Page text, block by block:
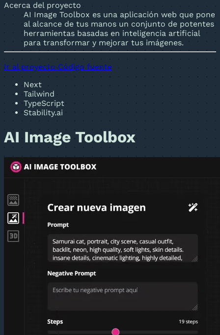
Acerca del proyecto
AI Image Toolbox es una aplicación web que pone
al alcance de tus manos un conjunto de potentes
herramientas basadas en inteligencia artificial
para transformar y mejorar tus imágenes.
Ir al proyecto Código fuente
Next
Tailwind
TypeScript
Stability.ai
AI Image Toolbox